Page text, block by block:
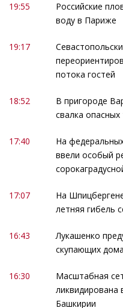
19:55
Российские
воду в Париже
19:17
потока гостей
18:52
В пригороде
свалка опасных
17:40
На
ввели особый
17:07
На
летняя гибель
16:43
Лукашенко
скупающих
16:30
Масштабная
ликвидирована
Башкирии